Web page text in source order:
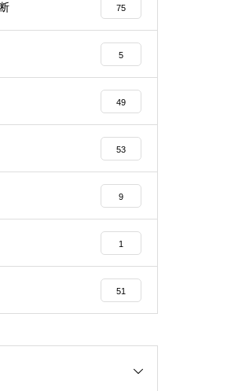
75
5
49
53
9
1
51